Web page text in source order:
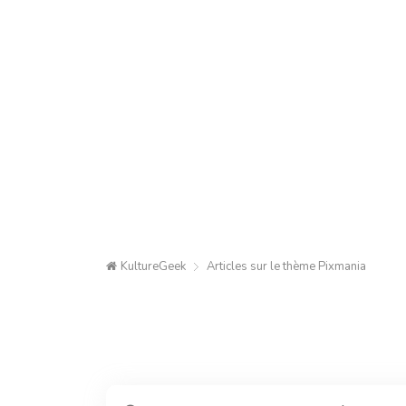
KultureGeek Articles sur le thème Pixmania